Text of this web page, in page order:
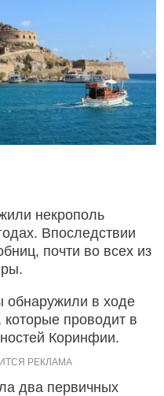
некрополь
Впоследствии
почти во всех из
обнаружили в ходе
которые проводит в
Коринфии.
два первичных